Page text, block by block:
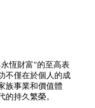
恆財富"的至高表
僅在於個人的成
族事業和價值體
的持久繁榮。